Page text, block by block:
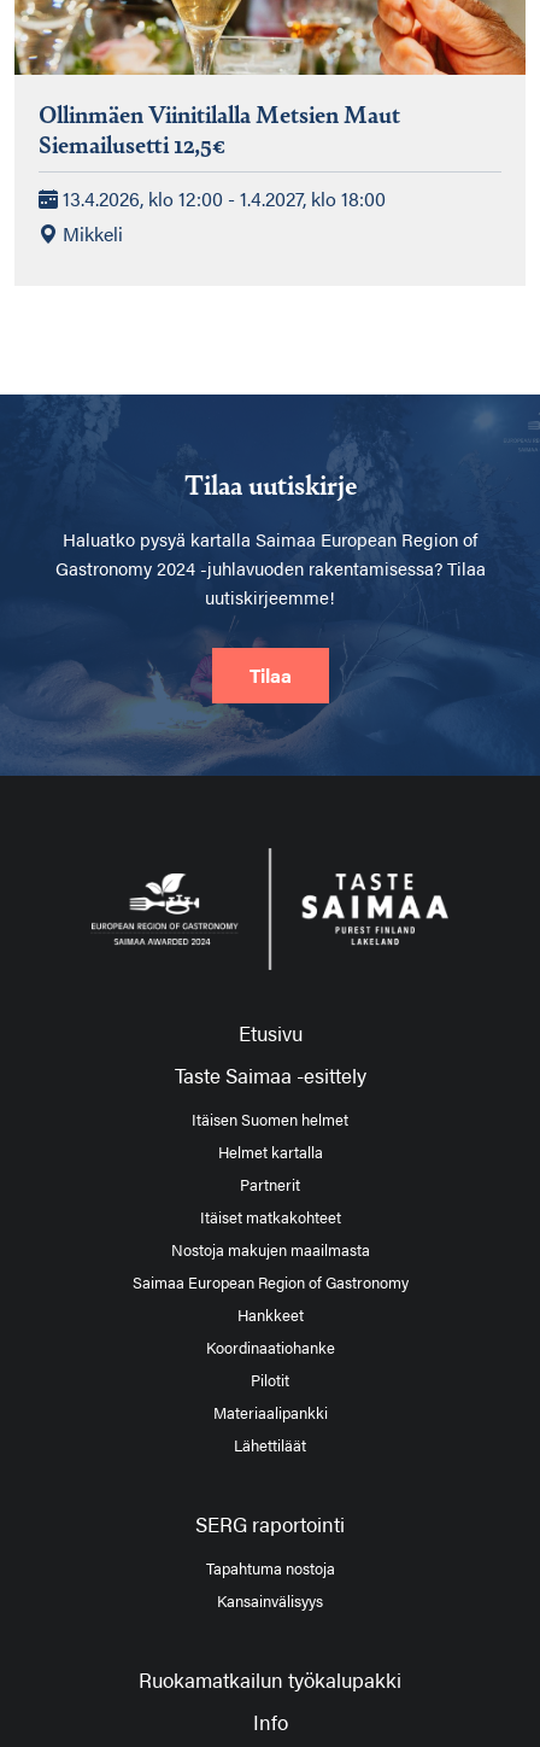
Ollinmäen Viinitilalla Metsien Maut
Siemailusetti 12,5€
13.4.2026, klo 12:00 - 1.4.2027, klo 18:00
Mikkeli
Tilaa uutiskirje
Haluatko pysyä kartalla Saimaa European Region of
Gastronomy 2024 -juhlavuoden rakentamisessa? Tilaa
uutiskirjeemme!
Tilaa
Etusivu
Taste Saimaa -esittely
Itäisen Suomen helmet
Helmet kartalla
Partnerit
Itäiset matkakohteet
Nostoja makujen maailmasta
Saimaa European Region of Gastronomy
Hankkeet
Koordinaatiohanke
Pilotit
Materiaalipankki
Lähettiläät
SERG raportointi
Tapahtuma nostoja
Kansainvälisyys
Ruokamatkailun työkalupakki
Info